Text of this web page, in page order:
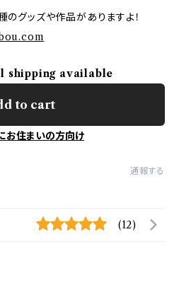
グッズや作品がありますよ！
shipping available
to cart
お住まいの方向け
通報する
(12)